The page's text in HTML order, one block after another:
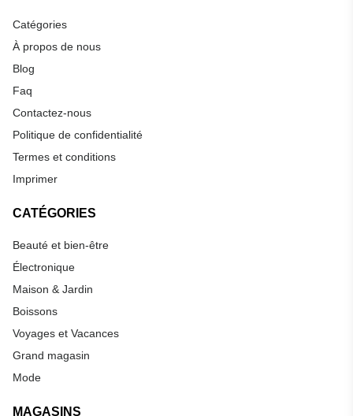
Catégories
À propos de nous
Blog
Faq
Contactez-nous
Politique de confidentialité
Termes et conditions
Imprimer
CATÉGORIES
Beauté et bien-être
Électronique
Maison & Jardin
Boissons
Voyages et Vacances
Grand magasin
Mode
MAGASINS